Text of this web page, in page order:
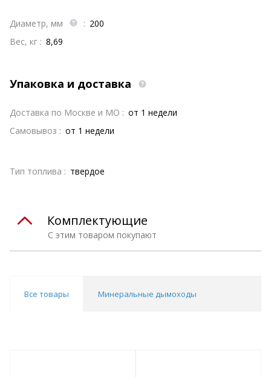
Диаметр, мм : 200
Вес, кг : 8,69
Упаковка и доставка
Доставка по Москве и МО : от 1 недели
Самовывоз : от 1 недели
Тип топлива : твердое
С этим товаром покупают
Комплектующие
Все товары Минеральные дымоходы